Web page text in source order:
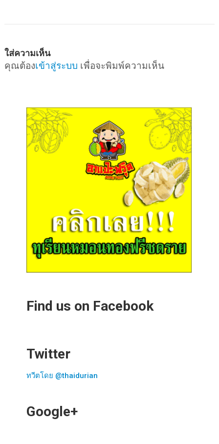
ใส่ความเห็น
คุณต้องเข้าสู่ระบบ เพื่อจะพิมพ์ความเห็น
Find us on Facebook
Twitter
ทวีตโดย @thaidurian
Google+